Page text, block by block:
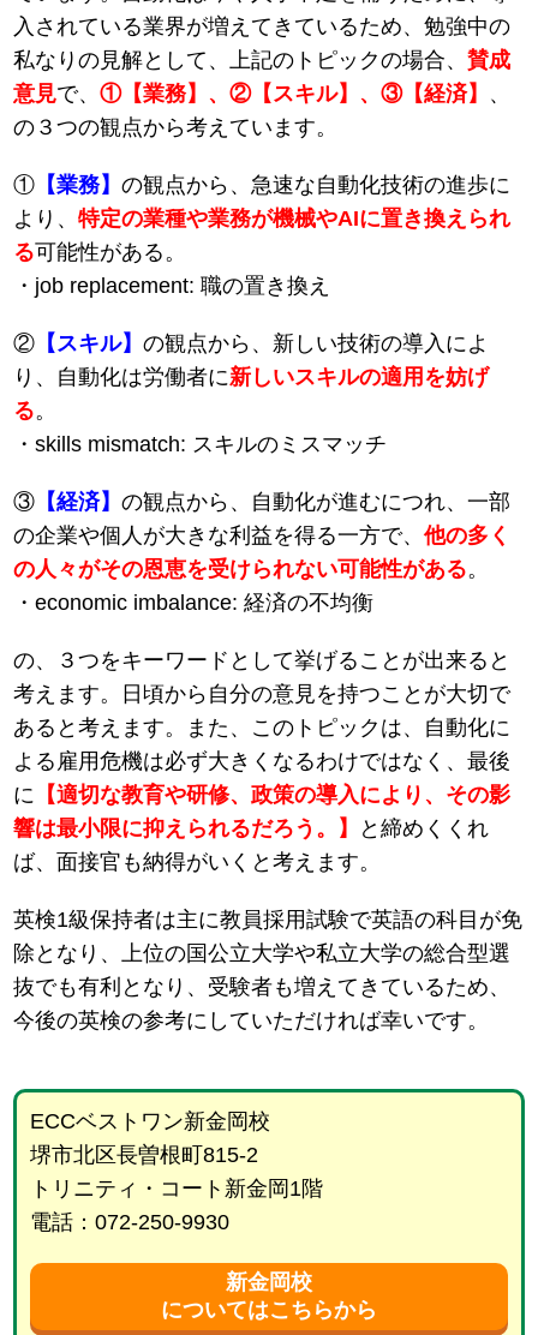
入されている業界が増えてきているため、勉強中の
私なりの見解として、上記のトピックの場合、賛成
意見で、①【業務】、②【スキル】、③【経済】 、
の３つの観点から考えています。
① 【業務】の観点から、急速な自動化技術の進歩に
より、特定の業種や業務が機械やAIに置き換えられ
る可能性がある。
・job replacement: 職の置き換え
② 【スキル】の観点から、新しい技術の導入によ
り、自動化は労働者に新しいスキルの適用を妨げ
る。
・skills mismatch: スキルのミスマッチ
③ 【経済】の観点から、自動化が進むにつれ、一部
の企業や個人が大きな利益を得る一方で、他の多く
の人々がその恩恵を受けられない可能性がある。
・economic imbalance: 経済の不均衡
の、３つをキーワードとして挙げることが出来ると
考えます。日頃から自分の意見を持つことが大切で
あると考えます。また、このトピックは、自動化に
よる雇用危機は必ず大きくなるわけではなく、最後
に 【適切な教育や研修、政策の導入により、その影
響は最小限に抑えられるだろう。】
と締めくくれ
ば、面接官も納得がいくと考えます。
英検1級保持者は主に教員採用試験で英語の科目が免
除となり、上位の国公立大学や私立大学の総合型選
抜でも有利となり、受験者も増えてきているため、
今後の英検の参考にしていただければ幸いです。
ECCベストワン新金岡校
堺市北区長曽根町815-2
トリニティ・コート新金岡1階
電話：072-250-9930
新金岡校
についてはこちらから